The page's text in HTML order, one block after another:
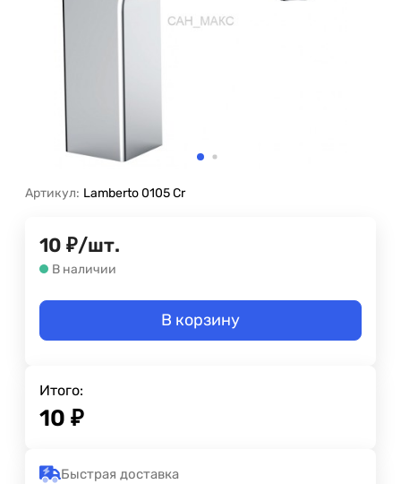
Артикул: Lamberto 0105 Cr
10 ₽/шт.
В наличии
В корзину
Итого:
10 ₽
Быстрая доставка